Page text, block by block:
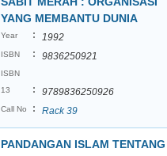
YANG MEMBANTU DUNIA
Year : 1992
ISBN : 9836250921
ISBN
13
: 9789836250926
Call No : Rack 39
PANDANGAN ISLAM TENTANG